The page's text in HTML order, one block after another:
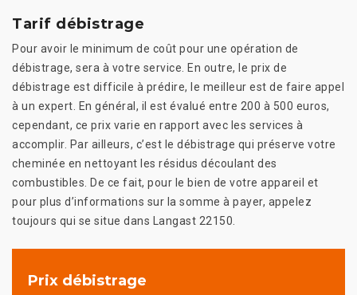
Tarif débistrage
Pour avoir le minimum de coût pour une opération de
débistrage, sera à votre service. En outre, le prix de
débistrage est difficile à prédire, le meilleur est de faire appel
à un expert. En général, il est évalué entre 200 à 500 euros,
cependant, ce prix varie en rapport avec les services à
accomplir. Par ailleurs, c’est le débistrage qui préserve votre
cheminée en nettoyant les résidus découlant des
combustibles. De ce fait, pour le bien de votre appareil et
pour plus d’informations sur la somme à payer, appelez
toujours qui se situe dans Langast 22150.
Prix débistrage